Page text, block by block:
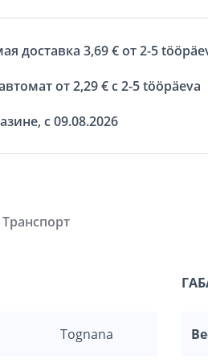
доставка 3,69 € от 2-5
от 2,29 € с 2-5 tööpäeva
с 09.08.2026
Tognana
Транспорт